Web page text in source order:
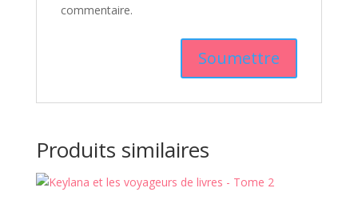
commentaire.
Produits similaires